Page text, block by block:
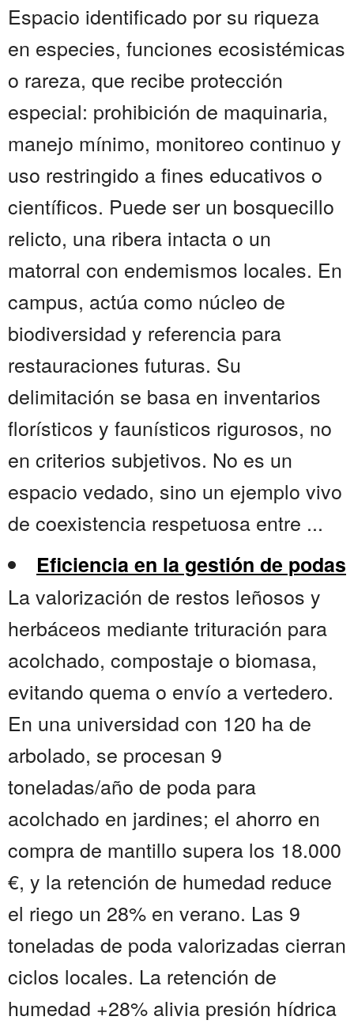
Espacio identificado por su riqueza
en especies, funciones ecosistémicas
o rareza, que recibe protección
especial: prohibición de maquinaria,
manejo mínimo, monitoreo continuo y
uso restringido a fines educativos o
científicos. Puede ser un bosquecillo
relicto, una ribera intacta o un
matorral con endemismos locales. En
campus, actúa como núcleo de
biodiversidad y referencia para
restauraciones futuras. Su
delimitación se basa en inventarios
florísticos y faunísticos rigurosos, no
en criterios subjetivos. No es un
espacio vedado, sino un ejemplo vivo
de coexistencia respetuosa entre ...
Eficiencia en la gestión de podas
La valorización de restos leñosos y
herbáceos mediante trituración para
acolchado, compostaje o biomasa,
evitando quema o envío a vertedero.
En una universidad con 120 ha de
arbolado, se procesan 9
toneladas/año de poda para
acolchado en jardines; el ahorro en
compra de mantillo supera los 18.000
€, y la retención de humedad reduce
el riego un 28% en verano. Las 9
toneladas de poda valorizadas cierran
ciclos locales. La retención de
humedad +28% alivia presión hídrica